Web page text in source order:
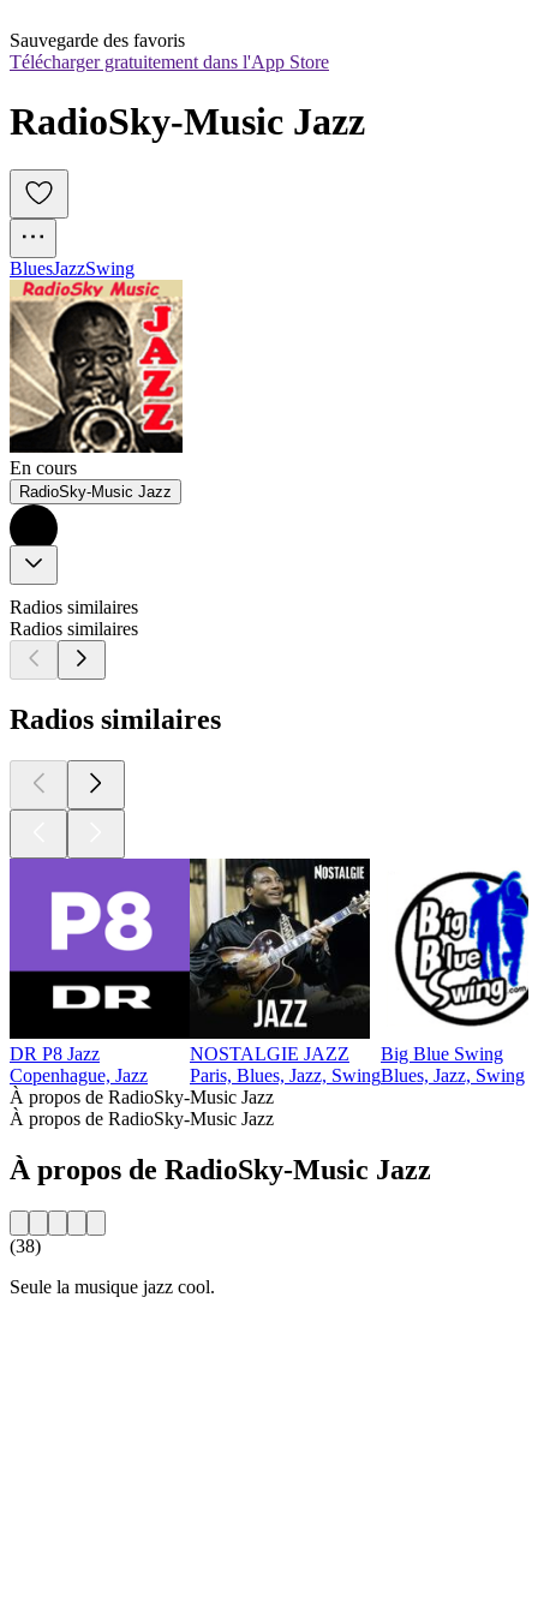
Sauvegarde des favoris
Télécharger gratuitement dans l'App Store
RadioSky-Music Jazz
BluesJazzSwing
En cours
RadioSky-Music Jazz
Radios similaires
Radios similaires
Radios similaires
DR P8 Jazz
Copenhague, Jazz
NOSTALGIE JAZZ
Paris, Blues, Jazz, Swing
Big Blue Swing
Blues, Jazz, Swing
À propos de RadioSky-Music Jazz
À propos de RadioSky-Music Jazz
À propos de RadioSky-Music Jazz
(38)
Seule la musique jazz cool.